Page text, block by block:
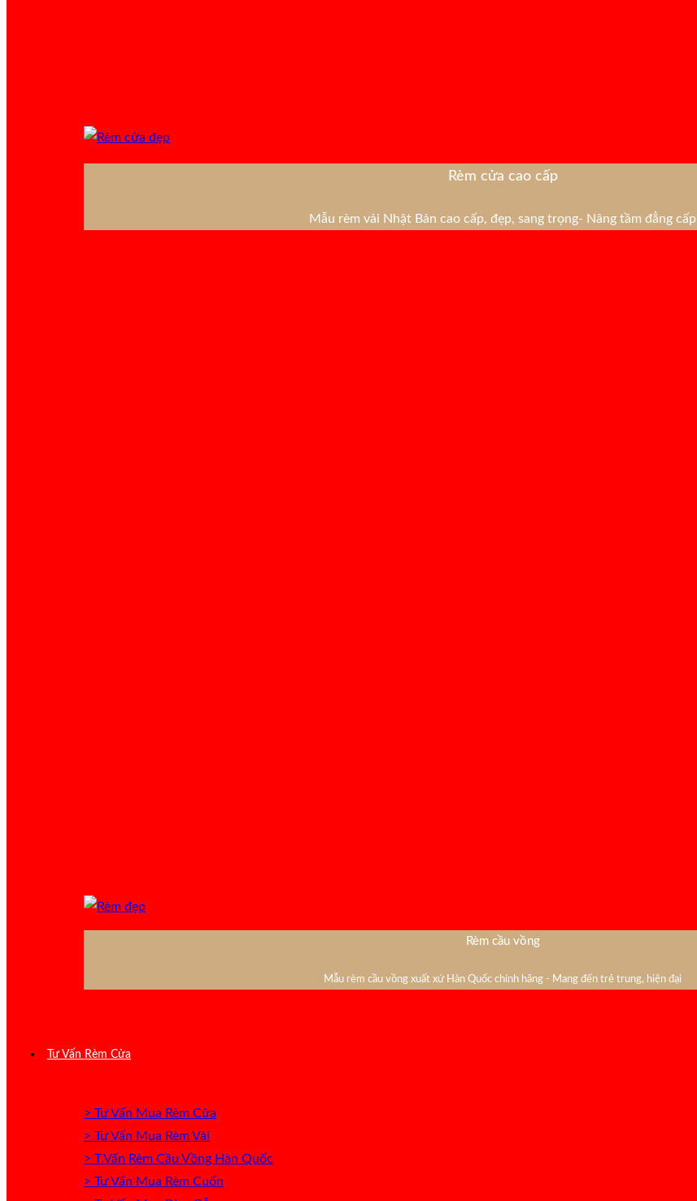
Rèm cửa cao cấp
Mẫu rèm vải Nhật Bản cao cấp, đẹp, sang trọng- Nâng tầm đẳng cấp
Rèm cầu vồng
Mẫu rèm cầu vồng xuất xứ Hàn Quốc chính hãng - Mang đến trẻ trung, hiện đại
Tư Vấn Rèm Cửa
> Tư Vấn Mua Rèm Cửa
> Tư Vấn Mua Rèm Vải
> T.Vấn Rèm Cầu Vồng Hàn Quốc
> Tư Vấn Mua Rèm Cuốn